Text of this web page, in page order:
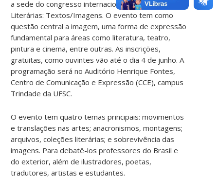
a sede do congresso internacional Coleções
Literárias: Textos/Imagens. O evento tem como
questão central a imagem, uma forma de expressão
fundamental para áreas como literatura, teatro,
pintura e cinema, entre outras. As inscrições,
gratuitas, como ouvintes vão até o dia 4 de junho. A
programação será no Auditório Henrique Fontes,
Centro de Comunicação e Expressão (CCE), campus
Trindade da UFSC.
O evento tem quatro temas principais: movimentos
e translações nas artes; anacronismos, montagens;
arquivos, coleções literárias; e sobrevivência das
imagens. Para debatê-los professores do Brasil e
do exterior, além de ilustradores, poetas,
tradutores, artistas e estudantes.